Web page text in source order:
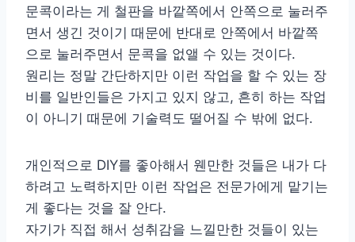
문콕이라는 게 철판을 바깥쪽에서 안쪽으로 눌러주
면서 생긴 것이기 때문에 반대로 안쪽에서 바깥쪽
으로 눌러주면서 문콕을 없앨 수 있는 것이다.
원리는 정말 간단하지만 이런 작업을 할 수 있는 장
비를 일반인들은 가지고 있지 않고, 흔히 하는 작업
이 아니기 때문에 기술력도 떨어질 수 밖에 없다.
개인적으로 DIY를 좋아해서 웬만한 것들은 내가 다
하려고 노력하지만 이런 작업은 전문가에게 맡기는
게 좋다는 것을 잘 안다.
자기가 직접 해서 성취감을 느낄만한 것들이 있는